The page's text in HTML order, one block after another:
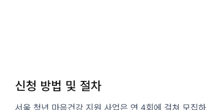
신청 방법 및 절차
서울 청년 마음건강 지원 사업은 연 4회에 걸쳐 모집하